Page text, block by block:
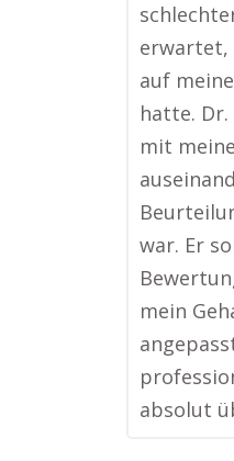
erwartet,
auf
hatte.
mit
war. Er
mein
absolut